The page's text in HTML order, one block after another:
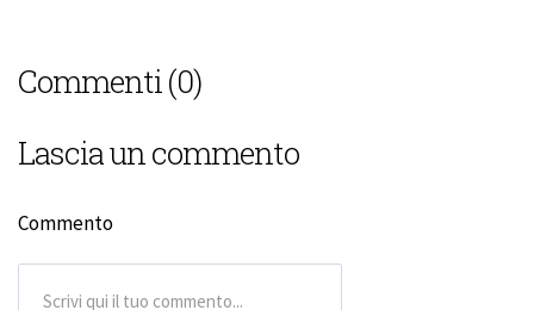
Commenti (0)
Lascia un commento
Commento